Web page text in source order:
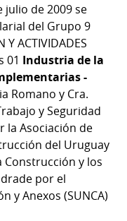
julio de 2009 se
del Grupo 9
Y ACTIVIDADES
01 Industria de la
-
Romano y Cra.
y Seguridad
la Asociación de
del Uruguay
Construcción y los
por el
y Anexos (SUNCA)